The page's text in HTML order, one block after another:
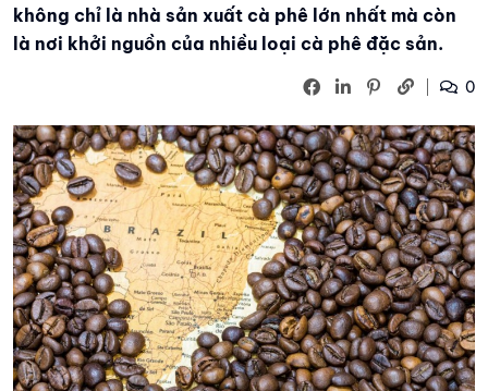
không chỉ là nhà sản xuất cà phê lớn nhất mà còn
là nơi khởi nguồn của nhiều loại cà phê đặc sản.
0